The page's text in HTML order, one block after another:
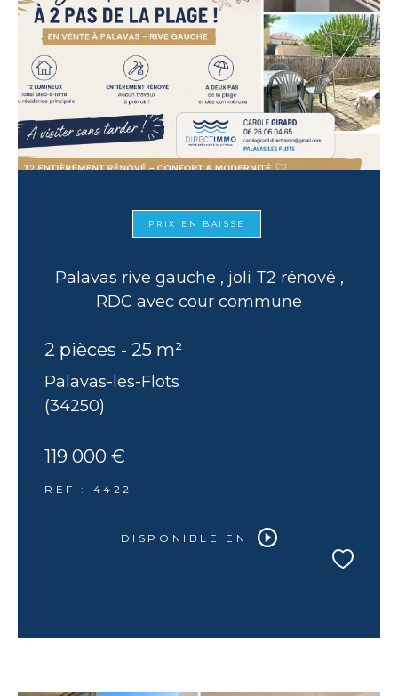
PRIX EN BAISSE
Palavas rive gauche , joli T2 rénové ,
RDC avec cour commune
2 pièces - 25 m²
Palavas-les-Flots
(34250)
119 000 €
REF : 4422
DISPONIBLE EN